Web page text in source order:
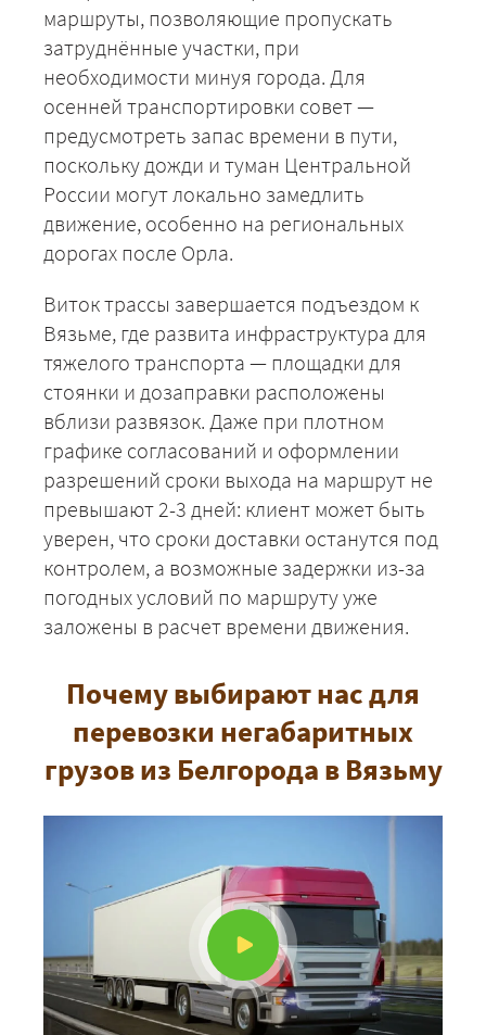
маршруты, позволяющие пропускать
затруднённые участки, при
необходимости минуя города. Для
осенней транспортировки совет —
предусмотреть запас времени в пути,
поскольку дожди и туман Центральной
России могут локально замедлить
движение, особенно на региональных
дорогах после Орла.
Виток трассы завершается подъездом к
Вязьме, где развита инфраструктура для
тяжелого транспорта — площадки для
стоянки и дозаправки расположены
вблизи развязок. Даже при плотном
графике согласований и оформлении
разрешений сроки выхода на маршрут не
превышают 2-3 дней: клиент может быть
уверен, что сроки доставки останутся под
контролем, а возможные задержки из-за
погодных условий по маршруту уже
заложены в расчет времени движения.
Почему выбирают нас для
перевозки негабаритных
грузов из Белгорода в Вязьму
ЗАКАЗАТЬ